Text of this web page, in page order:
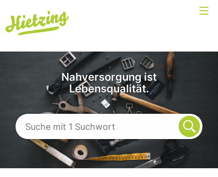
Nahversorgung ist
Lebensqualität.